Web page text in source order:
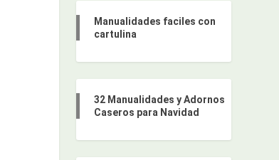
Manualidades faciles con
cartulina
32 Manualidades y Adornos
Caseros para Navidad